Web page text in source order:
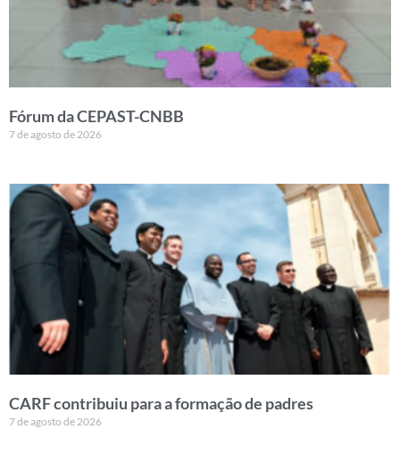
Fórum da CEPAST-CNBB
7 de agosto de 2026
CARF contribuiu para a formação de padres
7 de agosto de 2026